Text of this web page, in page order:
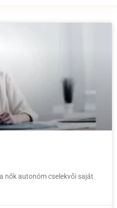
nők autonóm cselekvői saját